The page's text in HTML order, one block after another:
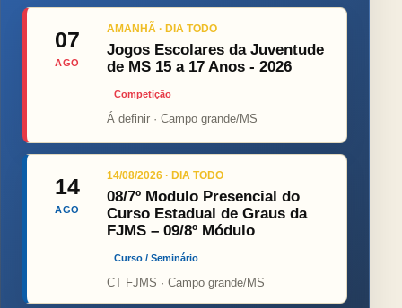
07
AGO
AMANHÃ · DIA TODO
Jogos Escolares da Juventude
de MS 15 a 17 Anos - 2026
Competição
Á definir · Campo grande/MS
14
AGO
14/08/2026 · DIA TODO
08/7º Modulo Presencial do
Curso Estadual de Graus da
FJMS – 09/8º Módulo
Curso / Seminário
CT FJMS · Campo grande/MS